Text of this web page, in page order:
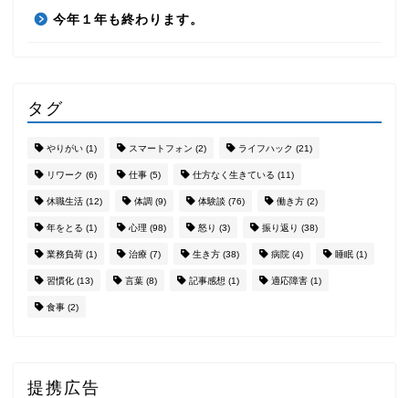
今年１年も終わります。
タグ
やりがい (1) スマートフォン (2) ライフハック (21)
リワーク (6) 仕事 (5) 仕方なく生きている (11)
休職生活 (12) 体調 (9) 体験談 (76) 働き方 (2)
年をとる (1) 心理 (98) 怒り (3) 振り返り (38)
業務負荷 (1) 治療 (7) 生き方 (38) 病院 (4) 睡眠 (1)
習慣化 (13) 言葉 (8) 記事感想 (1) 適応障害 (1)
食事 (2)
提携広告